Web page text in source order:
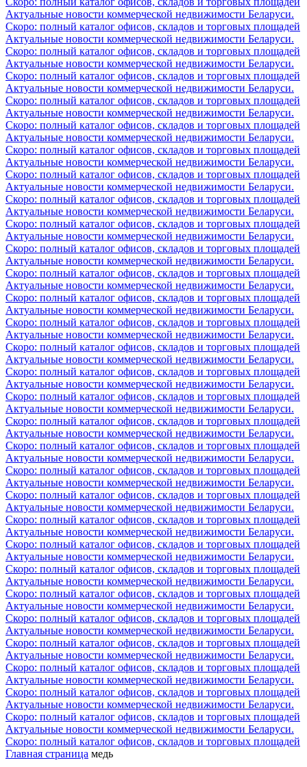
Актуальные новости коммерческой недвижимости Беларуси.
Скоро: полный каталог офисов, складов и торговых площадей
Актуальные новости коммерческой недвижимости Беларуси.
Скоро: полный каталог офисов, складов и торговых площадей
Актуальные новости коммерческой недвижимости Беларуси.
Скоро: полный каталог офисов, складов и торговых площадей
Актуальные новости коммерческой недвижимости Беларуси.
Скоро: полный каталог офисов, складов и торговых площадей
Актуальные новости коммерческой недвижимости Беларуси.
Скоро: полный каталог офисов, складов и торговых площадей
Актуальные новости коммерческой недвижимости Беларуси.
Скоро: полный каталог офисов, складов и торговых площадей
Актуальные новости коммерческой недвижимости Беларуси.
Скоро: полный каталог офисов, складов и торговых площадей
Актуальные новости коммерческой недвижимости Беларуси.
Скоро: полный каталог офисов, складов и торговых площадей
Актуальные новости коммерческой недвижимости Беларуси.
Скоро: полный каталог офисов, складов и торговых площадей
Актуальные новости коммерческой недвижимости Беларуси.
Скоро: полный каталог офисов, складов и торговых площадей
Актуальные новости коммерческой недвижимости Беларуси.
Скоро: полный каталог офисов, складов и торговых площадей
Актуальные новости коммерческой недвижимости Беларуси.
Скоро: полный каталог офисов, складов и торговых площадей
Актуальные новости коммерческой недвижимости Беларуси.
Скоро: полный каталог офисов, складов и торговых площадей
Актуальные новости коммерческой недвижимости Беларуси.
Скоро: полный каталог офисов, складов и торговых площадей
Актуальные новости коммерческой недвижимости Беларуси.
Скоро: полный каталог офисов, складов и торговых площадей
Актуальные новости коммерческой недвижимости Беларуси.
Скоро: полный каталог офисов, складов и торговых площадей
Актуальные новости коммерческой недвижимости Беларуси.
Скоро: полный каталог офисов, складов и торговых площадей
Актуальные новости коммерческой недвижимости Беларуси.
Скоро: полный каталог офисов, складов и торговых площадей
Актуальные новости коммерческой недвижимости Беларуси.
Скоро: полный каталог офисов, складов и торговых площадей
Актуальные новости коммерческой недвижимости Беларуси.
Скоро: полный каталог офисов, складов и торговых площадей
Актуальные новости коммерческой недвижимости Беларуси.
Скоро: полный каталог офисов, складов и торговых площадей
Актуальные новости коммерческой недвижимости Беларуси.
Скоро: полный каталог офисов, складов и торговых площадей
Актуальные новости коммерческой недвижимости Беларуси.
Скоро: полный каталог офисов, складов и торговых площадей
Актуальные новости коммерческой недвижимости Беларуси.
Скоро: полный каталог офисов, складов и торговых площадей
Актуальные новости коммерческой недвижимости Беларуси.
Скоро: полный каталог офисов, складов и торговых площадей
Актуальные новости коммерческой недвижимости Беларуси.
Скоро: полный каталог офисов, складов и торговых площадей
Актуальные новости коммерческой недвижимости Беларуси.
Скоро: полный каталог офисов, складов и торговых площадей
Актуальные новости коммерческой недвижимости Беларуси.
Скоро: полный каталог офисов, складов и торговых площадей
Актуальные новости коммерческой недвижимости Беларуси.
Скоро: полный каталог офисов, складов и торговых площадей
Актуальные новости коммерческой недвижимости Беларуси.
Скоро: полный каталог офисов, складов и торговых площадей
Главная страница медь